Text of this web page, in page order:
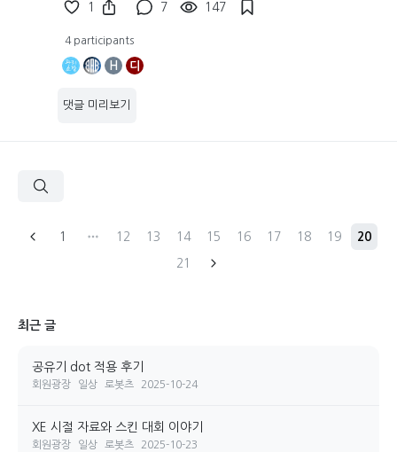
1 7 147
4 participants
H 디
댓글 미리보기
1 12 13 14 15 16 17 18 19 20
21
최근 글
공유기 dot 적용 후기
회원광장 일상 로봇츠 2025-10-24
XE 시절 자료와 스킨 대회 이야기
회원광장 일상 로봇츠 2025-10-23